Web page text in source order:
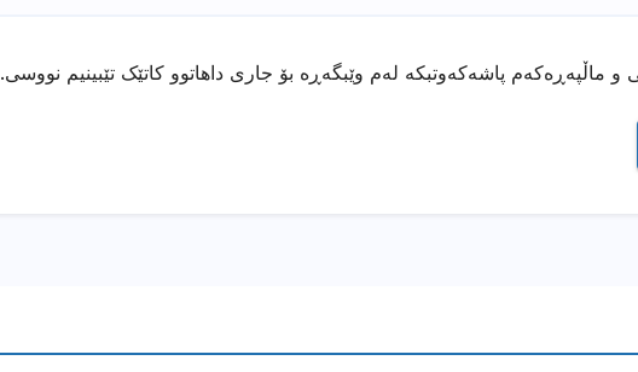
و ماڵپەڕەکەم پاشەکەوتبکە لەم وێبگەڕە بۆ جاری داهاتوو کاتێک تێبینیم نووسی.